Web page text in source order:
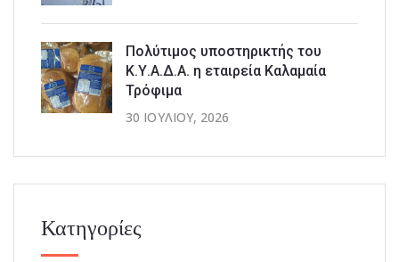
Πολύτιμος υποστηρικτής του
Κ.Υ.Α.Δ.Α. η εταιρεία Καλαμαία
Τρόφιμα
30 ΙΟΥΛΊΟΥ, 2026
Κατηγορίες